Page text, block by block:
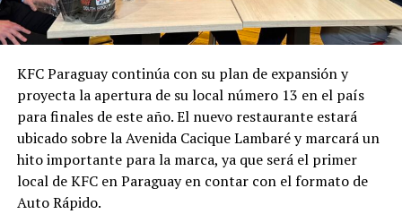
KFC Paraguay continúa con su plan de expansión y
proyecta la apertura de su local número 13 en el país
para finales de este año. El nuevo restaurante estará
ubicado sobre la Avenida Cacique Lambaré y marcará un
hito importante para la marca, ya que será el primer
local de KFC en Paraguay en contar con el formato de
Auto Rápido.